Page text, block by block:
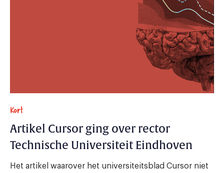
Kort
Artikel Cursor ging over rector
Technische Universiteit Eindhoven
Het artikel waarover het universiteitsblad Cursor niet